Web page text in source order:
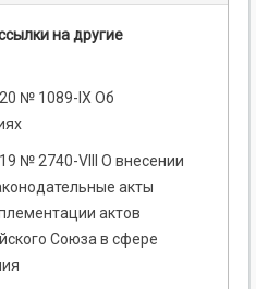
на другие
№ 1089-IX Об
№ 2740-VIII О внесении
акты
актов
Союза в сфере